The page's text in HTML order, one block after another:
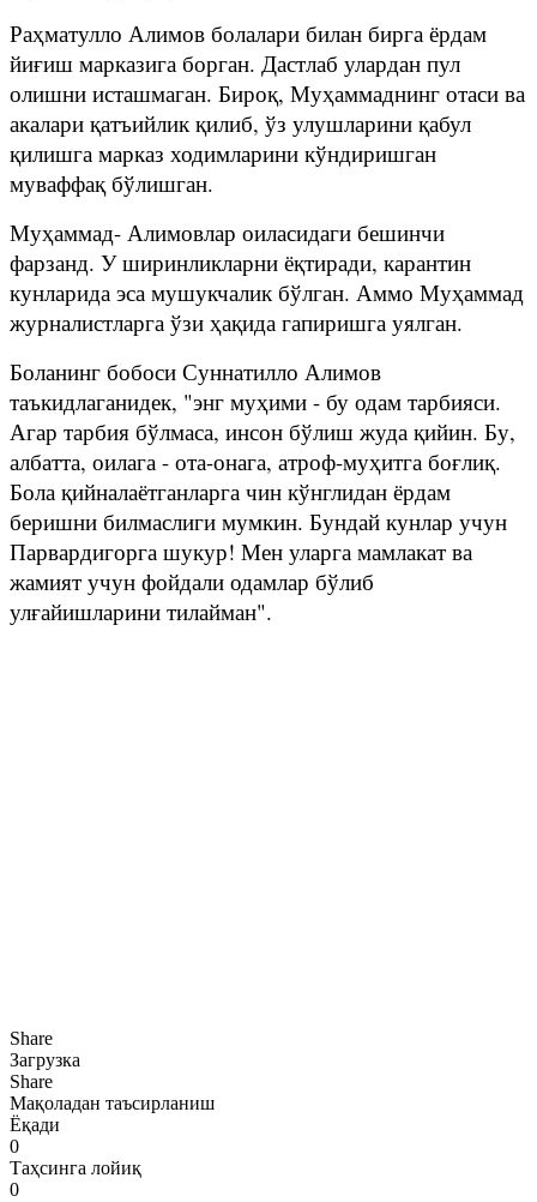
Раҳматулло Алимов болалари билан бирга ёрдам
йиғиш марказига борган. Дастлаб улардан пул
олишни исташмаган. Бироқ, Муҳаммаднинг отаси ва
акалари қатъийлик қилиб, ўз улушларини қабул
қилишга марказ ходимларини кўндиришган
муваффақ бўлишган.
Муҳаммад- Алимовлар оиласидаги бешинчи
фарзанд. У ширинликларни ёқтиради, карантин
кунларида эса мушукчалик бўлган. Аммо Муҳаммад
журналистларга ўзи ҳақида гапиришга уялган.
Боланинг бобоси Суннатилло Алимов
таъкидлаганидек, "энг муҳими - бу одам тарбияси.
Агар тарбия бўлмаса, инсон бўлиш жуда қийин. Бу,
албатта, оилага - ота-онага, атроф-муҳитга боғлиқ.
Бола қийналаётганларга чин кўнглидан ёрдам
беришни билмаслиги мумкин. Бундай кунлар учун
Парвардигорга шукур! Мен уларга мамлакат ва
жамият учун фойдали одамлар бўлиб
улғайишларини тилайман".
Share
Загрузка
Share
Мақоладан таъсирланиш
Ёқади
0
Таҳсинга лойиқ
0